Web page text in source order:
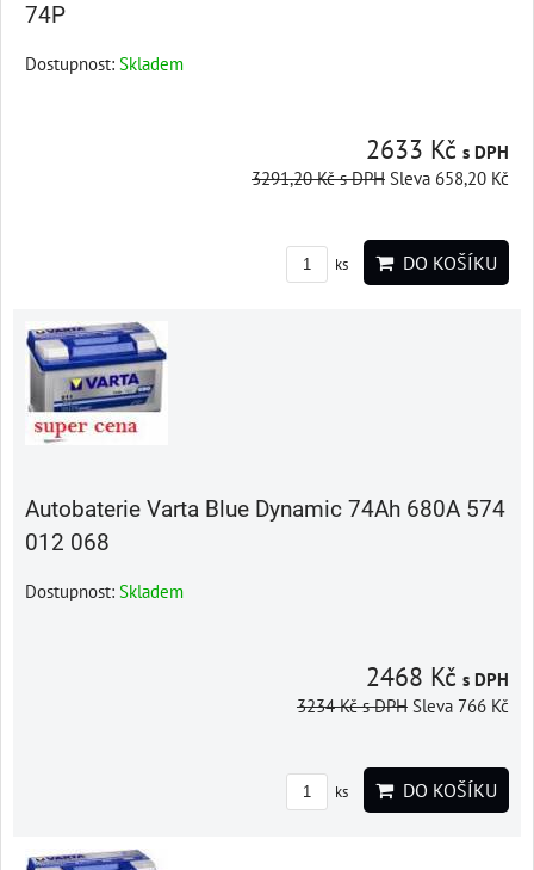
74P
Dostupnost: Skladem
2633 Kč s DPH
3291,20 Kčs DPH Sleva 658,20 Kč
ks DO KOŠÍKU
Autobaterie Varta Blue Dynamic 74Ah 680A 574
012 068
Dostupnost: Skladem
2468 Kč s DPH
3234 Kčs DPH Sleva 766 Kč
ks DO KOŠÍKU